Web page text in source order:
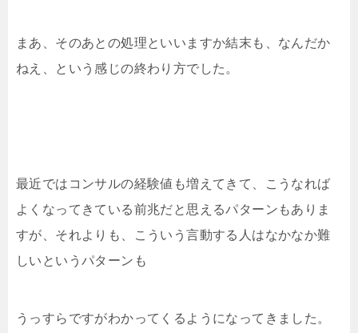
まあ、そのあとの処理といいますか結末も、なんだか
ねえ、という感じの終わり方でした。
最近ではコンサルの経験値も増えてきて、こうなれば
よくなってきている前兆だと思えるパターンもありま
すが、それよりも、こういう言動する人はなかなか難
しいというパターンも
うっすらですがわかってくるようになってきました。